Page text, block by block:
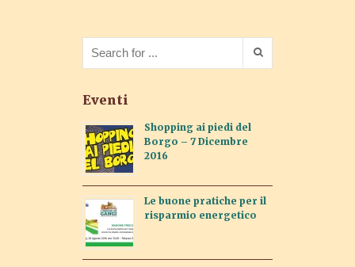
Eventi
Shopping ai piedi del
Borgo – 7 Dicembre
2016
Le buone pratiche per il
risparmio energetico